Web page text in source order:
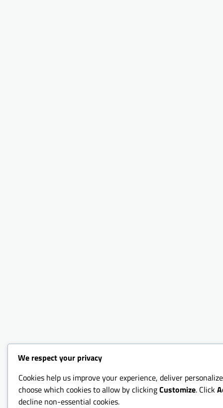
We respect your privacy
Cookies help us improve your experience, deliver
choose which cookies to allow by clickingCustomize. Click
decline non-essential cookies.